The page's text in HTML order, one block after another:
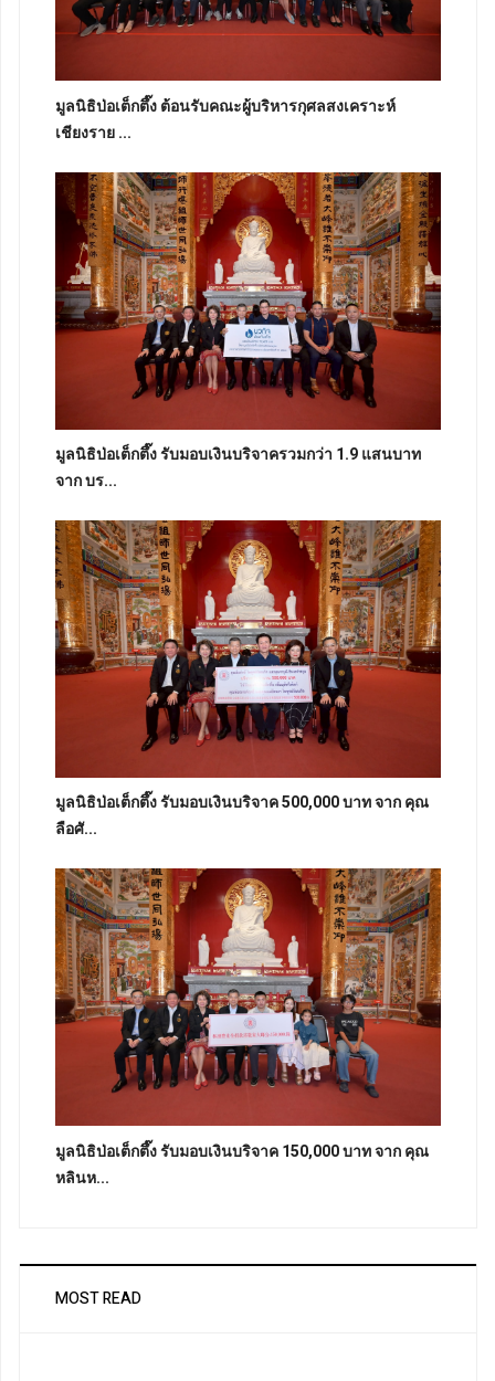
มูลนิธิป่อเต็กตึ๊ง ต้อนรับคณะผู้บริหารกุศลสงเคราะห์
เชียงราย ...
มูลนิธิป่อเต็กตึ๊ง รับมอบเงินบริจาครวมกว่า 1.9 แสนบาท
จาก บร...
มูลนิธิป่อเต็กตึ๊ง รับมอบเงินบริจาค 500,000 บาท จาก คุณ
ลือศั...
มูลนิธิป่อเต็กตึ๊ง รับมอบเงินบริจาค 150,000 บาท จาก คุณ
หลินห...
MOST READ